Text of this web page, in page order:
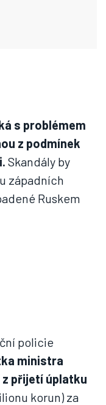
s problémem
z podmínek
Skandály by
západních
Ruskem
policie
ministra
přijetí úplatku
korun) za